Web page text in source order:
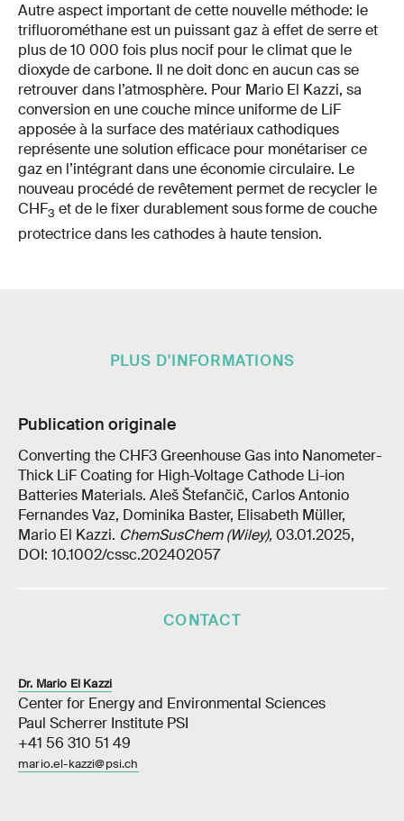
Autre aspect important de cette nouvelle méthode: le
trifluorométhane est un puissant gaz à effet de serre et
plus de 10 000 fois plus nocif pour le climat que le
dioxyde de carbone. Il ne doit donc en aucun cas se
retrouver dans l’atmosphère. Pour Mario El Kazzi, sa
conversion en une couche mince uniforme de LiF
apposée à la surface des matériaux cathodiques
représente une solution efficace pour monétariser ce
gaz en l’intégrant dans une économie circulaire. Le
nouveau procédé de revêtement permet de recycler le
CHF3 et de le fixer durablement sousforme de couche
protectrice dans les cathodes à haute tension.
PLUS D'INFORMATIONS
Publication originale
Converting the CHF3 Greenhouse Gas into Nanometer-
Thick LiF Coating for High-Voltage Cathode Li-ion
Batteries Materials. Aleš Štefančič, Carlos Antonio
Fernandes Vaz, Dominika Baster, Elisabeth Müller,
Mario El Kazzi. ChemSusChem (Wiley),03.01.2025,
DOI: 10.1002/cssc.202402057
CONTACT
Dr. Mario El Kazzi
Center for Energy and Environmental Sciences
Paul Scherrer Institute PSI
+41 56 310 51 49
mario.el-kazzi@psi.ch